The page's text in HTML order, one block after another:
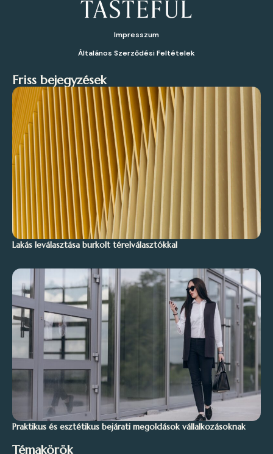
Impresszum
Általános Szerződési Feltételek
Friss bejegyzések
Lakás leválasztása burkolt térelválasztókkal
Praktikus és esztétikus bejárati megoldások vállalkozásoknak
Témakörök